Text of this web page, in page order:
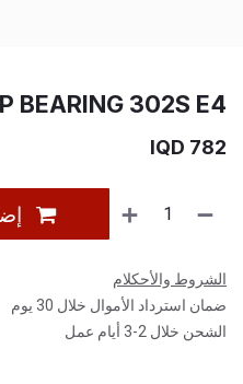
BEARING 302S E4
782
الشروط والأحكلام
ضمان استرداد الأموال خلال 30 يوم
الشحن خلال 2-3 أيام عمل